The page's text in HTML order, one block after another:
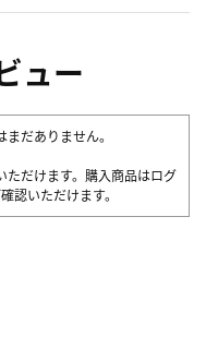
ュー
だありません。
ただけます。購入商品はログ
認いただけます。